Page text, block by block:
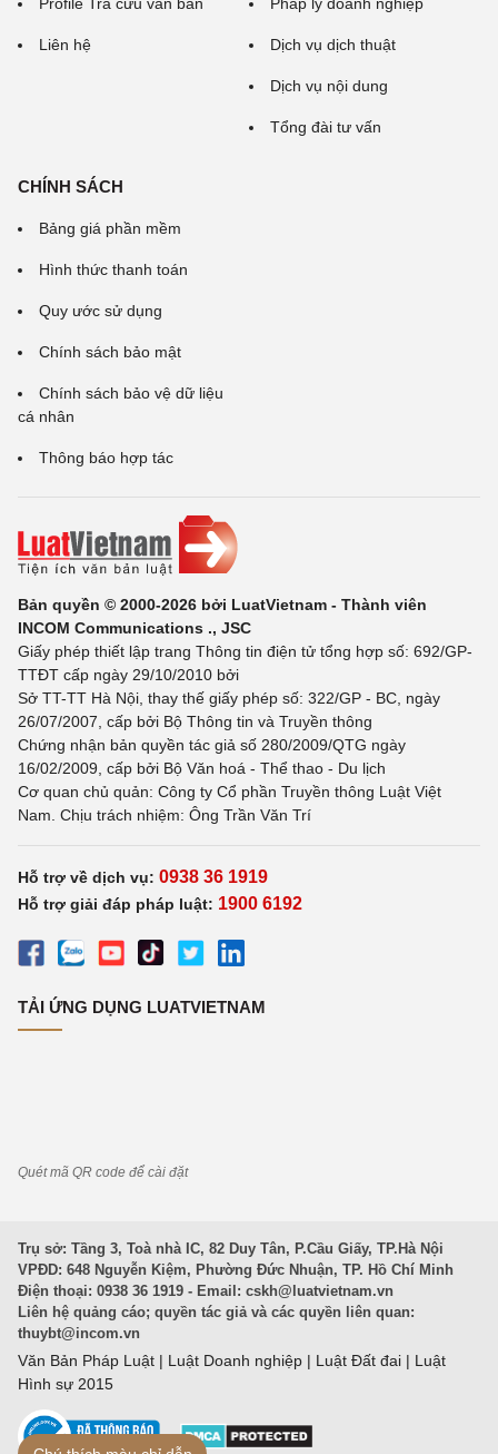
Liên hệ Dịch vụ dịch thuật
Dịch vụ nội dung
Tổng đài tư vấn
CHÍNH SÁCH
Bảng giá phần mềm
Hình thức thanh toán
Quy ước sử dụng
Chính sách bảo mật
Chính sách bảo vệ dữ liệu
cá nhân
Thông báo hợp tác
Bản quyền © 2000-2026 bởi LuatVietnam - Thành viên
INCOM Communications ., JSC
Giấy phép thiết lập trang Thông tin điện tử tổng hợp số: 692/GP-
TTĐT cấp ngày 29/10/2010 bởi
Sở TT-TT Hà Nội, thay thế giấy phép số: 322/GP - BC, ngày
26/07/2007, cấp bởi Bộ Thông tin và Truyền thông
Chứng nhận bản quyền tác giả số 280/2009/QTG ngày
16/02/2009, cấp bởi Bộ Văn hoá - Thể thao - Du lịch
Cơ quan chủ quản: Công ty Cổ phần Truyền thông Luật Việt
Nam. Chịu trách nhiệm: Ông Trần Văn Trí
Hỗ trợ về dịch vụ: 0938 36 1919
Hỗ trợ giải đáp pháp luật: 1900 6192
TẢI ỨNG DỤNG LUATVIETNAM
Quét mã QR code để cài đặt
Trụ sở: Tầng 3, Toà nhà IC, 82 Duy Tân, P.Cầu Giấy, TP.Hà Nội
VPĐD: 648 Nguyễn Kiệm, Phường Đức Nhuận, TP. Hồ Chí Minh
Điện thoại: 0938 36 1919 - Email: cskh@luatvietnam.vn
Liên hệ quảng cáo; quyền tác giả và các quyền liên quan:
thuybt@incom.vn
Văn Bản Pháp Luật | Luật Doanh nghiệp | Luật Đất đai | Luật
Hình sự 2015